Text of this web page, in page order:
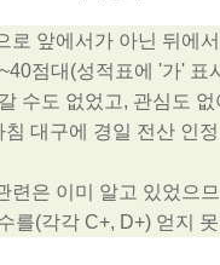
로 앞에서가 아닌 뒤에
점대(성적표에 '가' 표
수도 없었고, 관심도
대구에 경일 전산 인
련은 이미 알고 있었으
를(각각 C+, D+) 얻지